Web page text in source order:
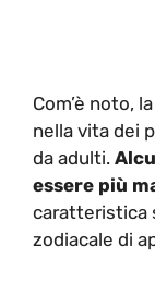
Com’è noto,
nella vita dei
da adulti.
essere più
caratteristica
zodiacale di